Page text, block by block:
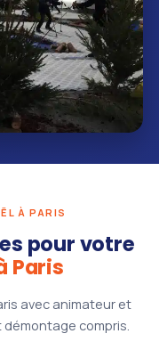
À PARIS
pour votre
Paris
avec animateur et
compris.